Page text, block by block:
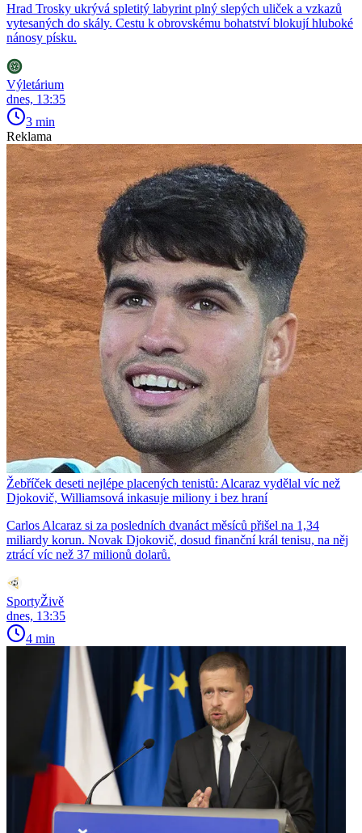
Hrad Trosky ukrývá spletitý labyrint plný slepých uliček a vzkazů
vytesaných do skály. Cestu k obrovskému bohatství blokují hluboké
nánosy písku.
Výletárium
dnes, 13:35
3 min
Reklama
Žebříček deseti nejlépe placených tenistů: Alcaraz vydělal víc než
Djokovič, Williamsová inkasuje miliony i bez hraní
Carlos Alcaraz si za posledních dvanáct měsíců přišel na 1,34
miliardy korun. Novak Djokovič, dosud finanční král tenisu, na něj
ztrácí víc než 37 milionů dolarů.
SportyŽivě
dnes, 13:35
4 min